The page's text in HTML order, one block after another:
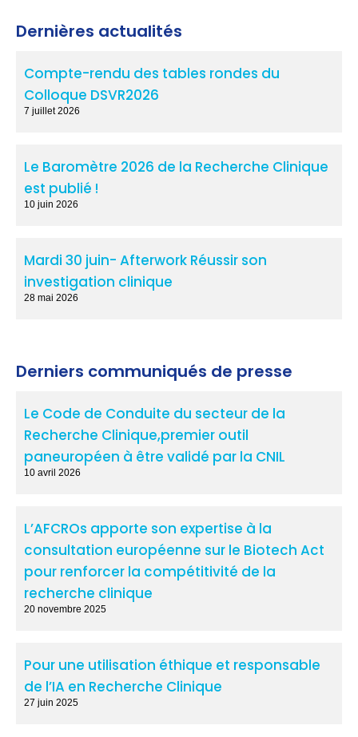
Dernières actualités
Compte-rendu des tables rondes du
Colloque DSVR2026
7 juillet 2026
Le Baromètre 2026 de la Recherche Clinique
est publié !
10 juin 2026
Mardi 30 juin- Afterwork Réussir son
investigation clinique
28 mai 2026
Derniers communiqués de presse
Le Code de Conduite du secteur de la
Recherche Clinique,premier outil
paneuropéen à être validé par la CNIL
10 avril 2026
L’AFCROs apporte son expertise à la
consultation européenne sur le Biotech Act
pour renforcer la compétitivité de la
recherche clinique
20 novembre 2025
Pour une utilisation éthique et responsable
de l’IA en Recherche Clinique
27 juin 2025